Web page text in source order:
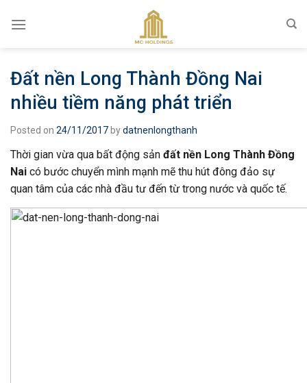
Đất nền Long Thành Đồng Nai
nhiều tiềm năng phát triển
Posted on 24/11/2017bydatnenlongthanh
Thời gian vừa qua bất động sản đất nền Long Thành Đồng
Nai có bước chuyển mình mạnh mẽ thu hút đông đảo sự
quan tâm của các nhà đầu tư đến từ trong nước và quốc tế.